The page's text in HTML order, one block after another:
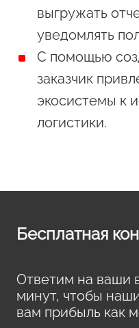
выгружать
уведомлять
С помощью
заказчик
экосистемы к
логистики.
Бесплатная
Ответим на ваши
минут, чтобы
вам прибыль как